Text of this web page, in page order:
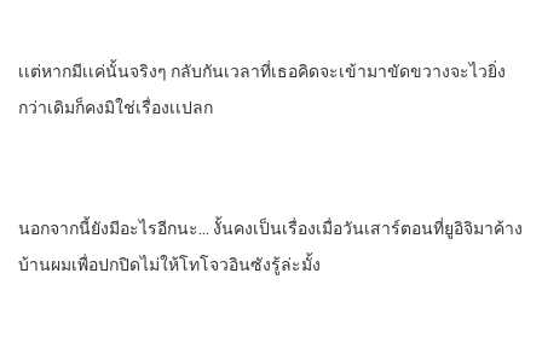
เเต่หากมีเเค่นั้น​จริงๆ​ กลับกันเวลาที่เธอคิดจะเข้ามาขัดขวางจะไวยิ่ง
กว่าเดิมก็คงมิใช่เรื่องเเปลก
นอกจากนี้ยังมีอะไรอีกนะ… งั้นคงเป็นเรื่องเมื่อวันเสาร์ตอนที่ยูอิจิมาค้าง
บ้านผมเพื่อ​ปกปิดไม่ให้โทโจวอินซังรู้ล่ะมั้ง